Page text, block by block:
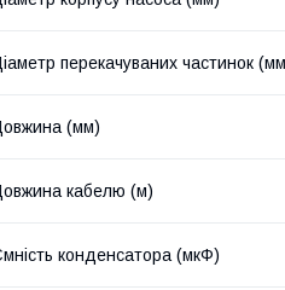
перекачуваних частинок
(мм)
кабелю (м)
конденсатора (мкФ)